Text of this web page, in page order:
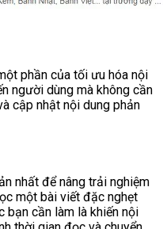
phần của tối ưu hóa nội
người dùng mà không cần
cập nhật nội dung phản
nhất để nâng trải nghiệm
một bài viết đặc nghẹt
bạn cần làm là khiến nội